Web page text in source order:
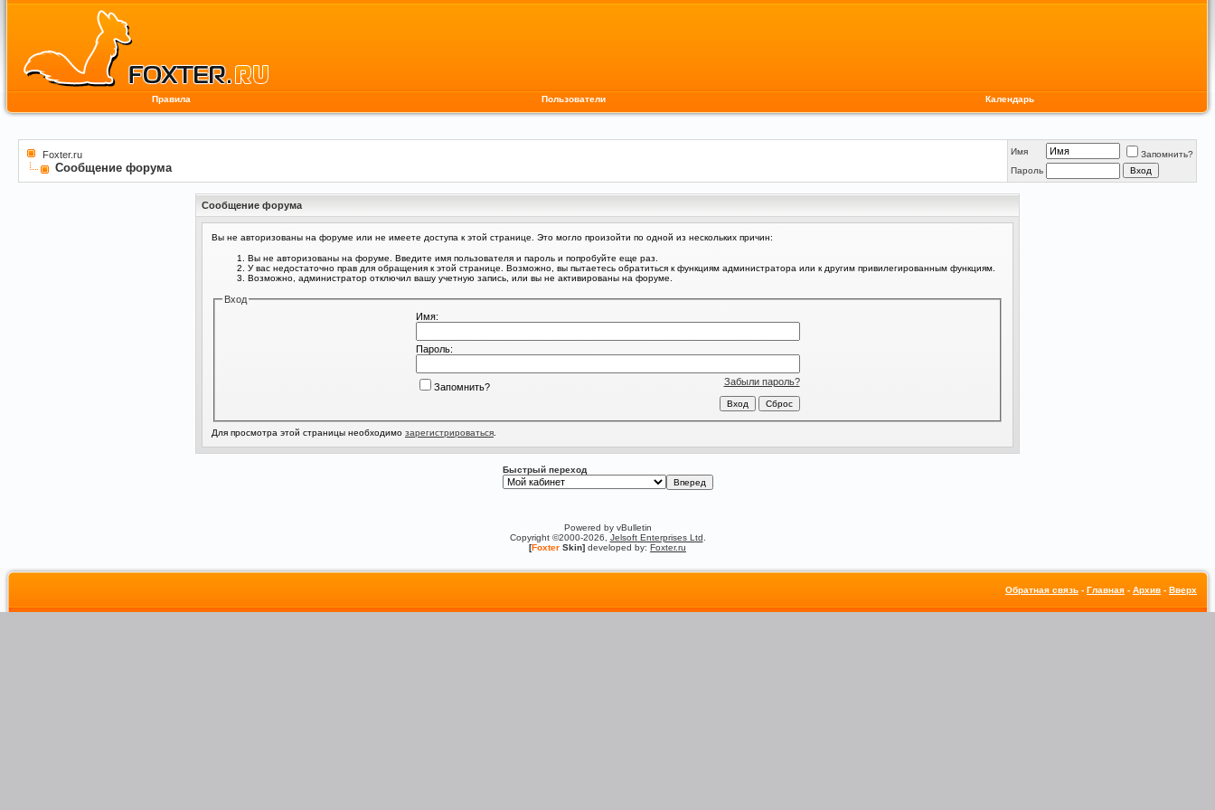
Правила Пользователи Календарь
Foxter.ru
Сообщение форума
Имя
Запомнить?
Пароль
Сообщение форума
Вы не авторизованы на форуме или не имеете доступа к этой странице. Это могло произойти по одной из нескольких причин:
Вы не авторизованы на форуме. Введите имя пользователя и пароль и попробуйте еще раз.
У вас недостаточно прав для обращения к этой странице. Возможно, вы пытаетесь обратиться к функциям администратора или к другим привилегированным функциям.
Возможно, администратор отключил вашу учетную запись, или вы не активированы на форуме.
Вход
Имя:
Пароль:
Забыли пароль?
Запомнить?
Для просмотра этой страницы необходимо зарегистрироваться
Быстрый переход
Powered by vBulletin
Copyright ©2000-2026, Jelsoft Enterprises Ltd
[Foxter Skin] developed by: Foxter.ru
Обратная связь - Главная - Архив - Вверх